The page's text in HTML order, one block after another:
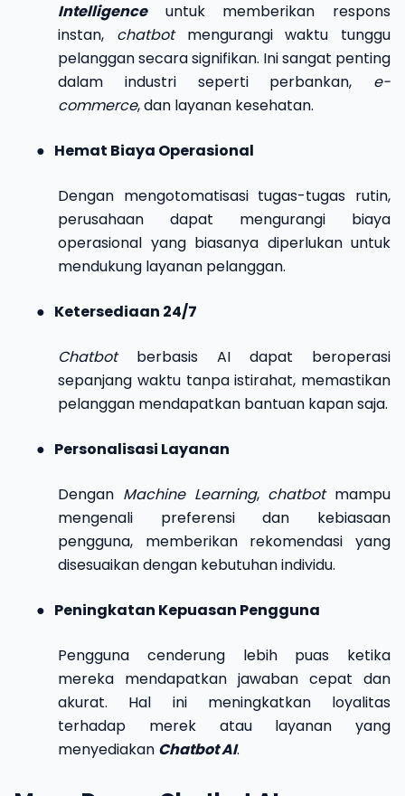
Intelligenceuntuk memberikan respons
instan, chatbotmengurangi waktu tunggu
pelanggan secara signifikan. Ini sangat penting
dalam industri seperti perbankan, e-
commerce, dan layanan kesehatan.
● Hemat Biaya Operasional
Dengan mengotomatisasi tugas-tugas rutin,
perusahaan dapat mengurangi biaya
operasional yang biasanya diperlukan untuk
mendukung layanan pelanggan.
● Ketersediaan 24/7
Chatbotberbasis AI dapat beroperasi
sepanjang waktu tanpa istirahat, memastikan
pelanggan mendapatkan bantuan kapan saja.
● Personalisasi Layanan
Dengan Machine Learning, chatbotmampu
mengenali preferensi dan kebiasaan
pengguna, memberikan rekomendasi yang
disesuaikan dengan kebutuhan individu.
● Peningkatan Kepuasan Pengguna
Pengguna cenderung lebih puas ketika
mereka mendapatkan jawaban cepat dan
akurat. Hal ini meningkatkan loyalitas
terhadap merek atau layanan yang
menyediakan Chatbot AI.